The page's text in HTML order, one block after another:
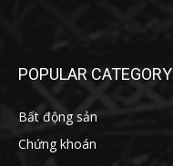
POPULAR CATEGORY
Bất động sản
Chứng khoán